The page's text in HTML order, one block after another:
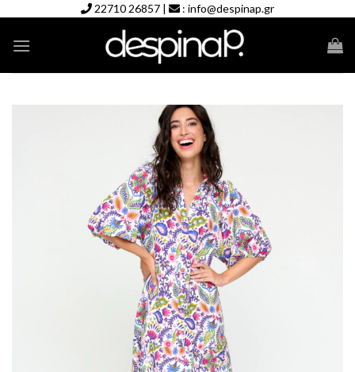
content
22710 26857 | : info@despinap.gr